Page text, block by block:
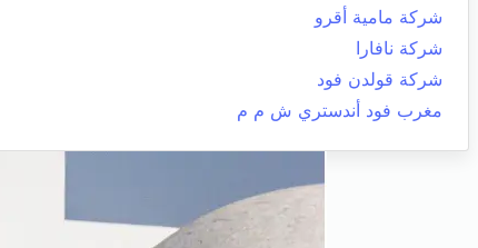
شركة مامية أقرو
شركة نافارا
شركة قولدن فود
مغرب فود أندستري ش م م